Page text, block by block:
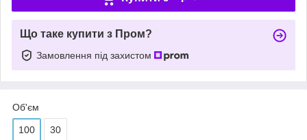
Що таке купити з Пром?
Замовлення під захистом
Об'єм
100 30